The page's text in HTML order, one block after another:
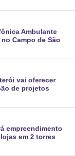
Ambulante
Campo de São
vai oferecer
de projetos
empreendimento
em 2 torres